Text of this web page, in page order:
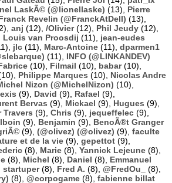
LaskÃ© (@lionellaske) (13), Pierre
Revelin (@FranckAtDell) (13),
anj (12), /Olivier(12), Phil Jeudy (12),
Louis van Proosdij (11), jean-eudes
jlc (11), Marc-Antoine (11), dparmen1
(11), INFO (@LINKANDEV)
(10), Filmail (10), babar(10),
Philippe Marques (10), Nicolas Andre
Nizon (@MichelNizon) (10),
(9), David (9), Rafael (9),
Bervas (9), Mickael (9), Hugues (9),
Travers (9), Chris (9), jequeffelec (9),
(9), Benjamin (9), BenoÃ®t Granger
(9), (@olivez) (@olivez) (9), faculte
et de la vie (9), gepettot (9),
(8), Marie (8), Yannick Lejeune (8),
(8), Michel (8), Daniel (8), Emmanuel
startuper(8), Fred A. (8), @FredOu_
(8),
(8), @corpogame (8), fabienne billat